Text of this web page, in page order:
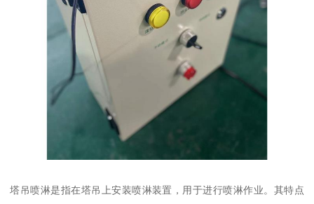
塔吊喷淋是指在塔吊上安装喷淋装置，用于进行喷淋作业。其特点